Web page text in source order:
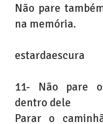
Não pare
na memória.
estardaescura
11- Não pare
dentro dele
Parar o